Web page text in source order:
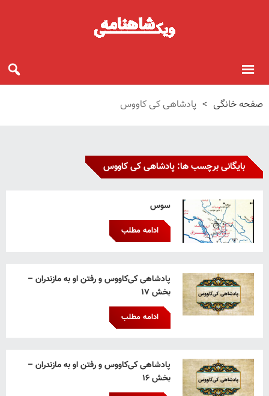
صفحه خانگی > پادشاهی کی کاووس
بایگانی برچسب ها: پادشاهی کی کاووس
سوس
ادامه مطلب
پادشاهی کی‌کاووس و رفتن او به مازندران –
بخش ۱۷
ادامه مطلب
پادشاهی کی‌کاووس و رفتن او به مازندران –
بخش ۱۶